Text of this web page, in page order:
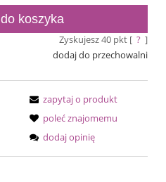
do koszyka
Zyskujesz40pkt [ ? ]
dodaj do przechowalni
zapytaj o produkt
poleć znajomemu
dodaj opinię